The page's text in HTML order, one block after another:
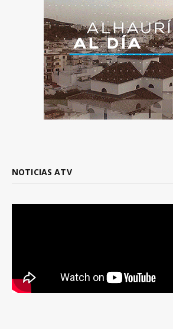
NOTICIAS ATV